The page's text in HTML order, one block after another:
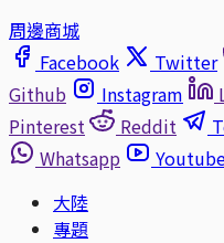
周邊商城
Facebook
Twitter
Github
Instagram
Pinterest
Reddit
Whatsapp
大陸
專題